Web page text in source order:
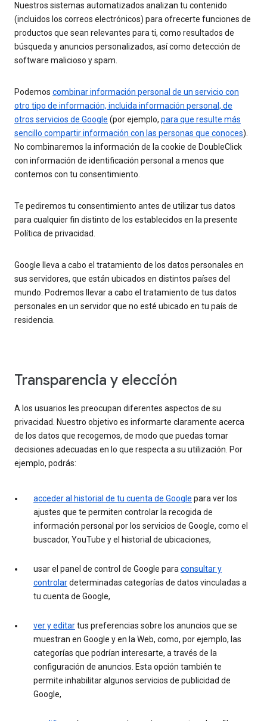
Nuestros sistemas automatizados analizan tu contenido
(incluidos los correos electrónicos) para ofrecerte funciones de
productos que sean relevantes para ti, como resultados de
búsqueda y anuncios personalizados, así como detección de
software malicioso y spam.
Podemos combinar información personal de un servicio con
otro tipo de información, incluida información personal, de
otros servicios de Google (por ejemplo, para que resulte más
sencillo compartir información con las personas que conoces).
No combinaremos la información de la cookie de DoubleClick
con información de identificación personal a menos que
contemos con tu consentimiento.
Te pediremos tu consentimiento antes de utilizar tus datos
para cualquier fin distinto de los establecidos en la presente
Política de privacidad.
Google lleva a cabo el tratamiento de los datos personales en
sus servidores, que están ubicados en distintos países del
mundo. Podremos llevar a cabo el tratamiento de tus datos
personales en un servidor que no esté ubicado en tu país de
residencia.
Transparencia y elección
A los usuarios les preocupan diferentes aspectos de su
privacidad. Nuestro objetivo es informarte claramente acerca
de los datos que recogemos, de modo que puedas tomar
decisiones adecuadas en lo que respecta a su utilización. Por
ejemplo, podrás:
acceder al historial de tu cuenta de Google para ver los
ajustes que te permiten controlar la recogida de
información personal por los servicios de Google, como el
buscador, YouTube y el historial de ubicaciones,
usar el panel de control de Google paraconsultar y
controlardeterminadas categorías de datos vinculadas a
tu cuenta de Google,
ver y editartus preferencias sobre los anuncios que se
muestran en Google y en la Web, como, por ejemplo, las
categorías que podrían interesarte, a través de la
configuración de anuncios. Esta opción también te
permite inhabilitar algunos servicios de publicidad de
Google,